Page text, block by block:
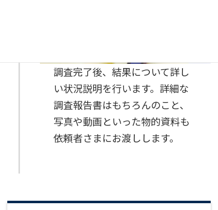
調査完了後、結果について詳し
い状況説明を行います。詳細な
調査報告書はもちろんのこと、
写真や動画といった物的資料も
依頼者さまにお渡しします。